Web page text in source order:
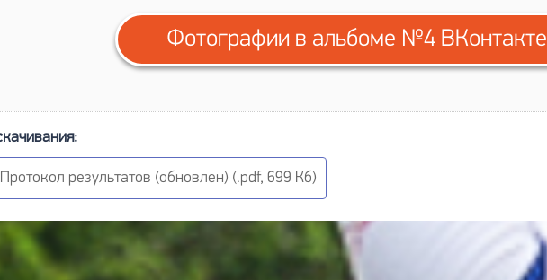
Фотографии в альбоме №4 ВКонтакте
Протокол результатов (обновлен) (.pdf, 699 Кб)